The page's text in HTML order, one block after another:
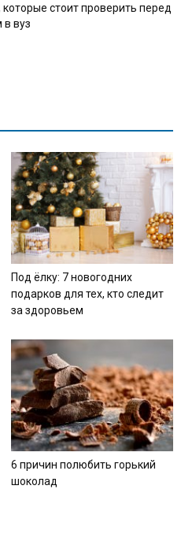
стоит проверить перед
в вуз
Под ёлку: 7 новогодних
подарков для тех, кто следит
за здоровьем
6 причин полюбить горький
шоколад